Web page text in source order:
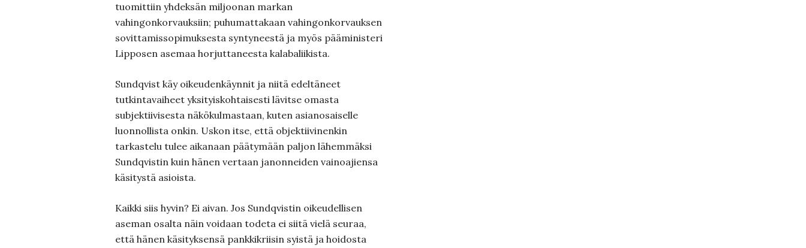
tuomittiin yhdeksän miljoonan markan
vahingonkorvauksiin; puhumattakaan vahingonkorvauksen
sovittamissopimuksesta syntyneestä ja myös pääministeri
Lipposen asemaa horjuttaneesta kalabaliikista.
Sundqvist käy oikeudenkäynnit ja niitä edeltäneet
tutkintavaiheet yksityiskohtaisesti lävitse omasta
subjektiivisesta näkökulmastaan, kuten asianosaiselle
luonnollista onkin. Uskon itse, että objektiivinenkin
tarkastelu tulee aikanaan päätymään paljon lähemmäksi
Sundqvistin kuin hänen vertaan janonneiden vainoajiensa
käsitystä asioista.
Kaikki siis hyvin? Ei aivan. Jos Sundqvistin oikeudellisen
aseman osalta näin voidaan todeta ei siitä vielä seuraa,
että hänen käsityksensä pankkikriisin syistä ja hoidosta